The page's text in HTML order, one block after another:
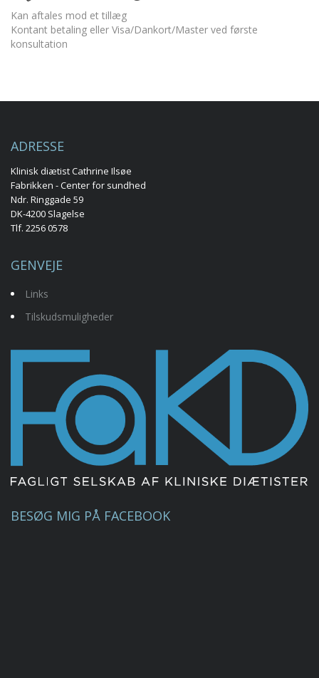
Kan aftales mod et tillæg
Kontant betaling eller Visa/Dankort/Master ved første
konsultation
ADRESSE
Klinisk diætist Cathrine Ilsøe
Fabrikken - Center for sundhed
Ndr. Ringgade 59
DK-4200 Slagelse
Tlf. 2256 0578
GENVEJE
Links
Tilskudsmuligheder
BESØG MIG PÅ FACEBOOK